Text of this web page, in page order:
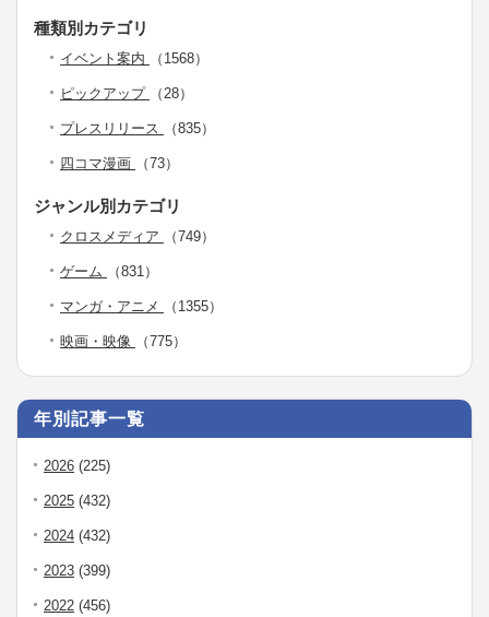
種類別カテゴリ
イベント案内 （1568）
ピックアップ （28）
プレスリリース （835）
四コマ漫画 （73）
ジャンル別カテゴリ
クロスメディア （749）
ゲーム （831）
マンガ・アニメ （1355）
映画・映像 （775）
年別記事一覧
2026 (225)
2025 (432)
2024 (432)
2023 (399)
2022 (456)